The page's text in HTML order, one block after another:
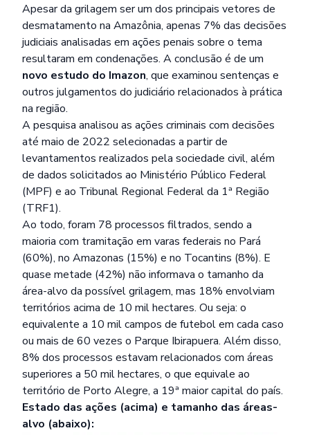
Apesar da grilagem ser um dos principais vetores de
desmatamento na Amazônia, apenas 7% das decisões
judiciais analisadas em ações penais sobre o tema
resultaram em condenações. A conclusão é de um
novo estudo do Imazon, que examinou sentenças e
outros julgamentos do judiciário relacionados à prática
na região.
A pesquisa analisou as ações criminais com decisões
até maio de 2022 selecionadas a partir de
levantamentos realizados pela sociedade civil, além
de dados solicitados ao Ministério Público Federal
(MPF) e ao Tribunal Regional Federal da 1ª Região
(TRF1).
Ao todo, foram 78 processos filtrados, sendo a
maioria com tramitação em varas federais no Pará
(60%), no Amazonas (15%) e no Tocantins (8%). E
quase metade (42%) não informava o tamanho da
área-alvo da possível grilagem, mas 18% envolviam
territórios acima de 10 mil hectares. Ou seja: o
equivalente a 10 mil campos de futebol em cada caso
ou mais de 60 vezes o Parque Ibirapuera. Além disso,
8% dos processos estavam relacionados com áreas
superiores a 50 mil hectares, o que equivale ao
território de Porto Alegre, a 19ª maior capital do país.
Estado das ações (acima) e tamanho das áreas-
alvo (abaixo):